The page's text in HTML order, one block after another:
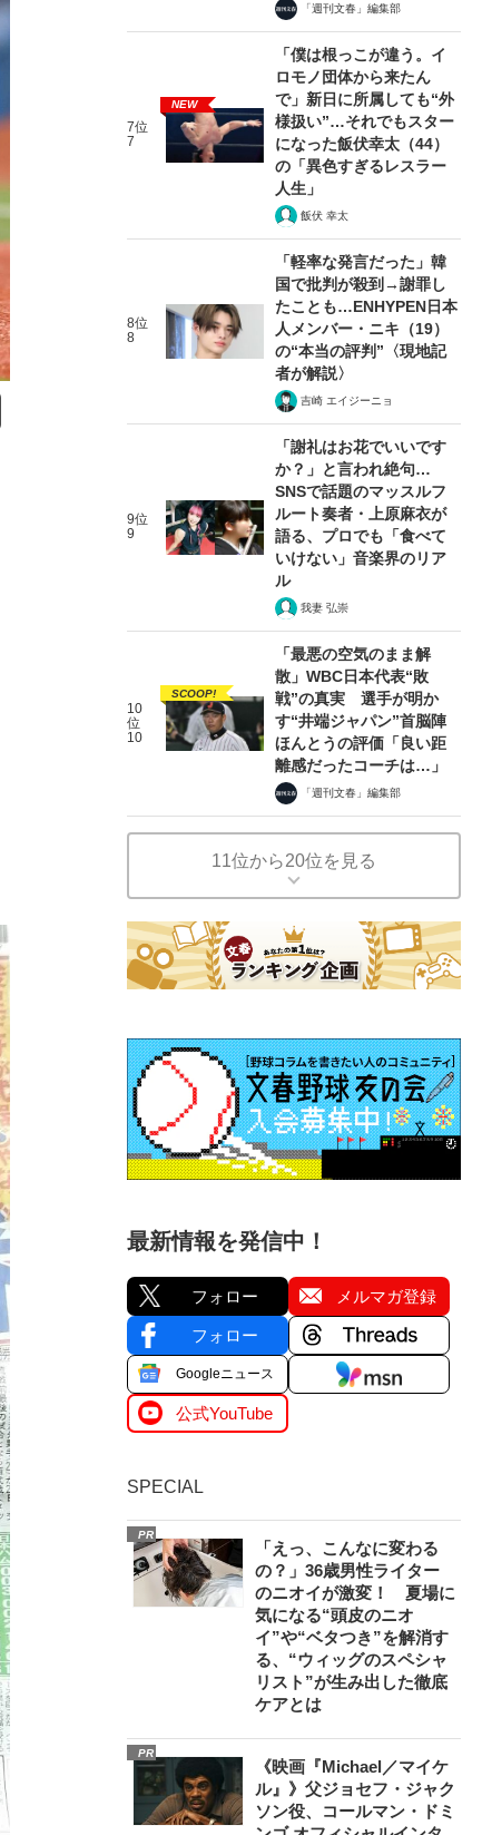
「週刊文春」編集部
7位
7
NEW
「僕は根っこが違う。イ
ロモノ団体から来たん
で」新日に所属しても“外
様扱い”…それでもスター
になった飯伏幸太（44）
の「異色すぎるレスラー
人生」
飯伏 幸太
8位
8
「軽率な発言だった」韓
国で批判が殺到→謝罪し
たことも…ENHYPEN日本
人メンバー・ニキ（19）
の“本当の評判”〈現地記
者が解説〉
吉崎 エイジーニョ
9位
9
「謝礼はお花でいいです
か？」と言われ絶句…
SNSで話題のマッスルフ
ルート奏者・上原麻衣が
語る、プロでも「食べて
いけない」音楽界のリア
ル
我妻 弘崇
10
位
10
SCOOP!
「最悪の空気のまま解
散」WBC日本代表“敗
戦”の真実 選手が明か
す“井端ジャパン”首脳陣
ほんとうの評価「良い距
離感だったコーチは…」
「週刊文春」編集部
11位から20位を見る
最新情報を発信中！
フォロー メルマガ登録
フォロー
Googleニュース
公式YouTube
SPECIAL
PR
「えっ、こんなに変わる
の？」36歳男性ライター
のニオイが激変！ 夏場に
気になる“頭皮のニオ
イ”や“ベタつき”を解消す
る、“ウィッグのスペシャ
リスト”が生み出した徹底
ケアとは
PR
《映画『Michael／マイケ
ル』》父ジョセフ・ジャク
ソン役、コールマン・ドミ